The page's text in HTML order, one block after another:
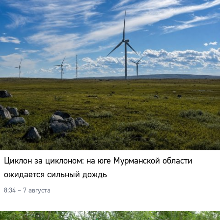
Циклон за циклоном: на юге Мурманской области
ожидается сильный дождь
8:34 – 7 августа